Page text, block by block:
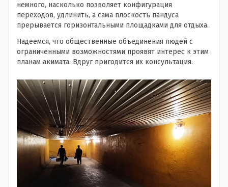
немного, насколько позволяет конфигурация
переходов, удлинить, а сама плоскость пандуса
прерывается горизонтальными площадками для отдыха.
Надеемся, что общественные объединения людей с
ограниченными возможностями проявят интерес к этим
планам акимата. Вдруг пригодится их консультация.